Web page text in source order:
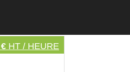
HT / HEURE